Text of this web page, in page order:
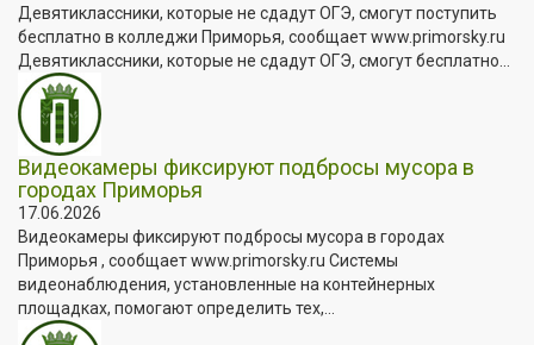
Девятиклассники, которые не сдадут ОГЭ, смогут поступить
бесплатно в колледжи Приморья, сообщает www.primorsky.ru
Девятиклассники, которые не сдадут ОГЭ, смогут бесплатно...
Видеокамеры фиксируют подбросы мусора в
городах Приморья
17.06.2026
Видеокамеры фиксируют подбросы мусора в городах
Приморья , сообщает www.primorsky.ru Системы
видеонаблюдения, установленные на контейнерных
площадках, помогают определить тех,...